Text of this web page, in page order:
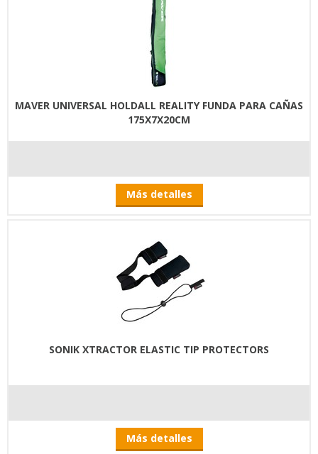
MAVER UNIVERSAL HOLDALL REALITY FUNDA PARA CAÑAS
175X7X20CM
Más detalles
SONIK XTRACTOR ELASTIC TIP PROTECTORS
Más detalles